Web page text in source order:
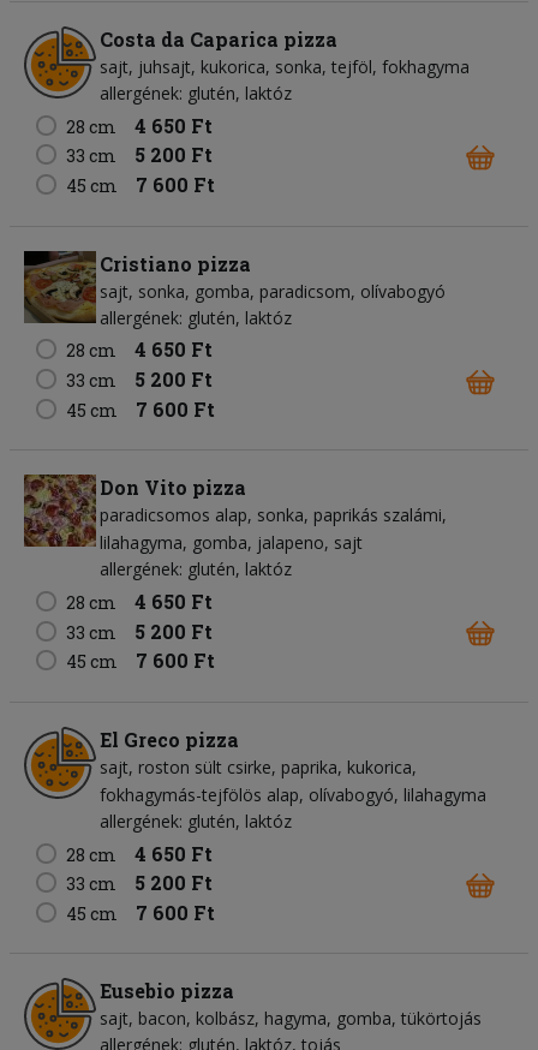
Costa da Caparica pizza
sajt juhsajt kukorica sonka tejföl fokhagyma
allergének: glutén, laktóz
28 cm
4 650 Ft
33 cm 5 200 Ft
45 cm 7 600 Ft
Cristiano pizza
sajt sonka gomba paradicsom olívabogyó
allergének: glutén, laktóz
28 cm
4 650 Ft
33 cm 5 200 Ft
45 cm 7 600 Ft
Don Vito pizza
paradicsomos alap sonka paprikás szalámi
lilahagyma gomba jalapeno sajt
allergének: glutén, laktóz
28 cm
4 650 Ft
33 cm 5 200 Ft
45 cm 7 600 Ft
El Greco pizza
sajt roston sült csirke paprika kukorica
fokhagymás-tejfölös alap olívabogyó lilahagyma
allergének: glutén, laktóz
28 cm
4 650 Ft
33 cm 5 200 Ft
45 cm 7 600 Ft
Eusebio pizza
sajt bacon kolbász hagyma gomba tükörtojás
allergének: glutén, laktóz, tojás